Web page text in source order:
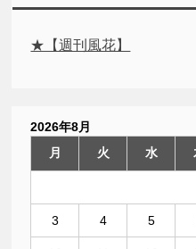
★【週刊風花】
2026年8月
月
火 水
3 4 5